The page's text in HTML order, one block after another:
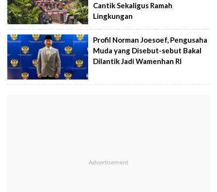
Cantik Sekaligus Ramah
Lingkungan
Profil Norman Joesoef, Pengusaha
Muda yang Disebut-sebut Bakal
Dilantik Jadi Wamenhan RI